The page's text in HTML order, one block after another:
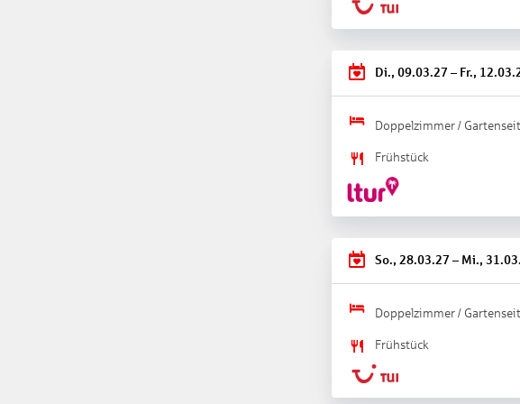
Drivingrange
Wandern
Sport & Fitness
Yoga
Ohne Gebühr
Gegen Gebühr (teils
Radsport: E-Bikes
Wellness:
Pool „Palmen Infinity-Pool“:
Saunen: 4, Ruheraum
Wellnessbereich/Spa „Ultner
Gegen Gebühr (teils
Massagen: klassische
Teilkörpermassage,
Di., 09.03.27 – Fr.,
Doppelzimmer /
Frühstück
So., 28.03.27 – Mi.,
Doppelzimmer /
Frühstück